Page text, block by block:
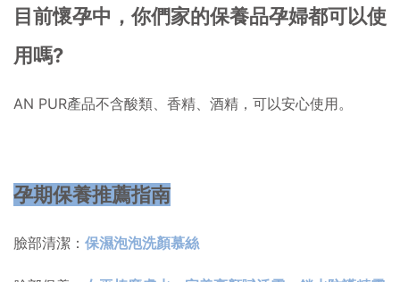
目前懷孕中，你們家的保養品孕婦都可以使
用嗎?
AN PUR產品不含酸類、香精、酒精，可以安心使用。
孕期保養推薦指南
臉部清潔： 保濕泡泡洗顏慕絲